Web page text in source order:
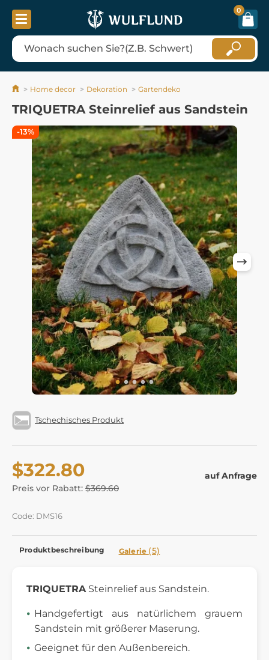
0
Home decor Dekoration Gartendeko
TRIQUETRA Steinrelief aus Sandstein
Tschechisches Produkt
$322.80
Preis vor Rabatt: $369.60
auf Anfrage
Code: DMS16
-13%
Produktbeschreibung Galerie (5)
TRIQUETRA Steinrelief aus Sandstein.
Handgefertigt aus natürlichem grauem
Sandstein mit größerer Maserung.
Geeignet für den Außenbereich.